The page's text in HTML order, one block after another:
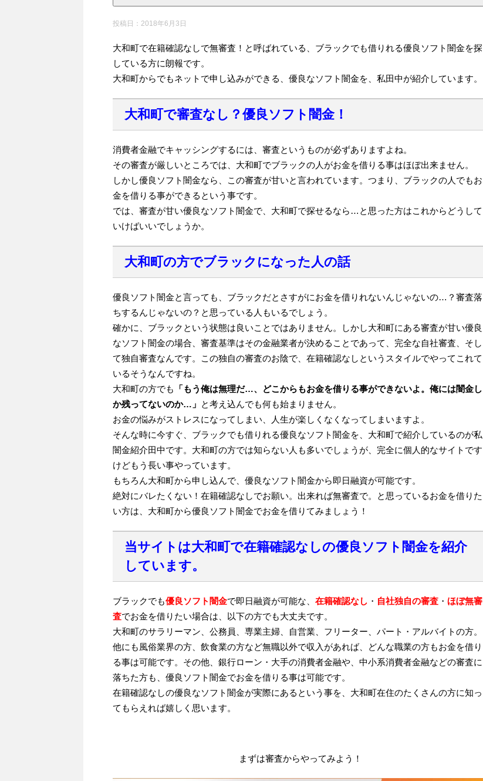
投稿日： 2018年6月3日
大和町で在籍確認なしで無審査！と呼ばれている、ブラックでも借りれる優良ソフト闇金を探
している方に朗報です。
大和町からでもネットで申し込みができる、優良なソフト闇金を、私田中が紹介しています。
大和町で審査なし？優良ソフト闇金！
消費者金融でキャッシングするには、審査というものが必ずありますよね。
その審査が厳しいところでは、大和町でブラックの人がお金を借りる事はほぼ出来ません。
しかし優良ソフト闇金なら、この審査が甘いと言われています。つまり、ブラックの人でもお
金を借りる事ができるという事です。
では、審査が甘い優良なソフト闇金で、大和町で探せるなら…と思った方はこれからどうして
いけばいいでしょうか。
大和町の方でブラックになった人の話
優良ソフト闇金と言っても、ブラックだとさすがにお金を借りれないんじゃないの…？審査落
ちするんじゃないの？と思っている人もいるでしょう。
確かに、ブラックという状態は良いことではありません。しかし大和町にある審査が甘い優良
なソフト闇金の場合、審査基準はその金融業者が決めることであって、完全な自社審査、そし
て独自審査なんです。この独自の審査のお陰で、在籍確認なしというスタイルでやってこれて
いるそうなんですね。
大和町の方でも
「もう俺は無理だ…、どこからもお金を借りる事ができないよ。俺には闇金し
か残ってないのか…」 と考え込んでも何も始まりません。
お金の悩みがストレスになってしまい、人生が楽しくなくなってしまいますよ。
そんな時に今すぐ、ブラックでも借りれる優良なソフト闇金を、大和町で紹介しているのが私
闇金紹介田中です。大和町の方では知らない人も多いでしょうが、完全に個人的なサイトです
けどもう長い事やっています。
もちろん大和町から申し込んで、優良なソフト闇金から即日融資が可能です。
絶対にバレたくない！在籍確認なしでお願い。出来れば無審査で。と思っているお金を借りた
い方は、大和町から優良ソフト闇金でお金を借りてみましょう！
当サイトは大和町で在籍確認なしの優良ソフト闇金を紹介
しています。
ブラックでも優良ソフト闇金で即日融資が可能な、 在籍確認なし ・ 自社独自の審査 ・ ほぼ無審
査でお金を借りたい場合は、以下の方でも大丈夫です。
大和町のサラリーマン、公務員、専業主婦、自営業、フリーター、パート・アルバイトの方。
他にも風俗業界の方、飲食業の方など無職以外で収入があれば、どんな職業の方もお金を借り
る事は可能です。その他、銀行ローン・大手の消費者金融や、中小系消費者金融などの審査に
落ちた方も、優良ソフト闇金でお金を借りる事は可能です。
在籍確認なしの優良なソフト闇金が実際にあるという事を、大和町在住のたくさんの方に知っ
てもらえれば嬉しく思います。
まずは審査からやってみよう！